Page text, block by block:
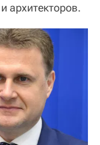
архитекторов.